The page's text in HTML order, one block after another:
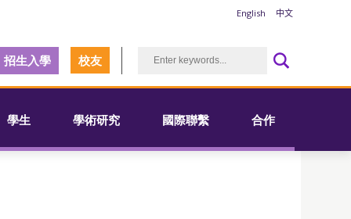
English 中文
招生入學 校友
學生 學術研究 國際聯繫 合作